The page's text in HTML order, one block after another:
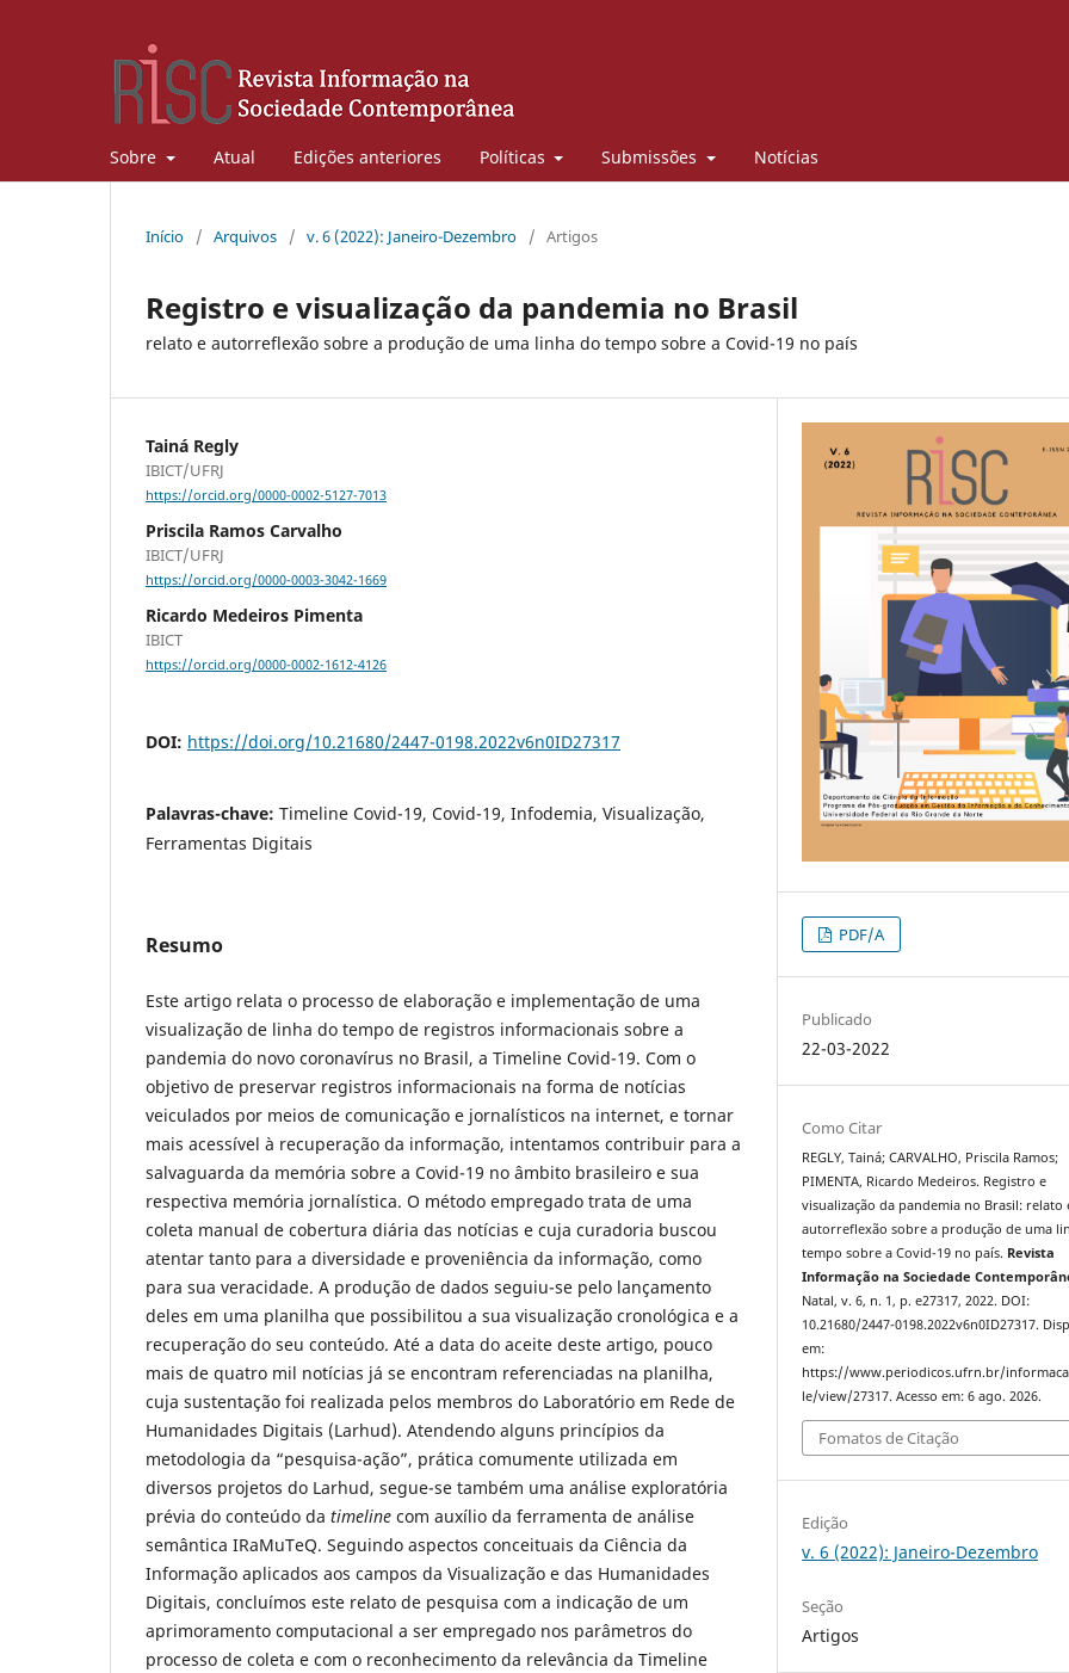
Sobre Atual Edições anteriores Políticas Submissões Notícias
Início / Arquivos / v. 6 (2022): Janeiro-Dezembro / Artigos
Registro e visualização da pandemia no Brasil
relato e autorreflexão sobre a produção de uma linha do tempo sobre a Covid-19 no país
Tainá Regly
IBICT/UFRJ
https://orcid.org/0000-0002-5127-7013
Priscila Ramos Carvalho
IBICT/UFRJ
https://orcid.org/0000-0003-3042-1669
Ricardo Medeiros Pimenta
IBICT
https://orcid.org/0000-0002-1612-4126
DOI: https://doi.org/10.21680/2447-0198.2022v6n0ID27317
Palavras-chave: Timeline Covid-19, Covid-19, Infodemia, Visualização,
Ferramentas Digitais
Resumo
Este artigo relata o processo de elaboração e implementação de uma
visualização de linha do tempo de registros informacionais sobre a
pandemia do novo coronavírus no Brasil, a Timeline Covid-19. Com o
objetivo de preservar registros informacionais na forma de notícias
veiculados por meios de comunicação e jornalísticos na internet, e tornar
mais acessível à recuperação da informação, intentamos contribuir para a
salvaguarda da memória sobre a Covid-19 no âmbito brasileiro e sua
respectiva memória jornalística. O método empregado trata de uma
coleta manual de cobertura diária das notícias e cuja curadoria buscou
atentar tanto para a diversidade e proveniência da informação, como
para sua veracidade. A produção de dados seguiu-se pelo lançamento
deles em uma planilha que possibilitou a sua visualização cronológica e a
recuperação do seu conteúdo. Até a data do aceite deste artigo, pouco
mais de quatro mil notícias já se encontram referenciadas na planilha,
cuja sustentação foi realizada pelos membros do Laboratório em Rede de
Humanidades Digitais (Larhud). Atendendo alguns princípios da
metodologia da “pesquisa-ação”, prática comumente utilizada em
diversos projetos do Larhud, segue-se também uma análise exploratória
prévia do conteúdo da timeline com auxílio da ferramenta de análise
semântica IRaMuTeQ. Seguindo aspectos conceituais da Ciência da
Informação aplicados aos campos da Visualização e das Humanidades
Digitais, concluímos este relato de pesquisa com a indicação de um
aprimoramento computacional a ser empregado nos parâmetros do
processo de coleta e com o reconhecimento da relevância da Timeline
PDF/A
Publicado
22-03-2022
Como Citar
REGLY, Tainá; CARVALHO, Priscila Ramos;
PIMENTA, Ricardo Medeiros. Registro e
visualização da pandemia no Brasil: relato
autorreflexão sobre a produção de uma
tempo sobre a Covid-19 no país. Revista
Informação na Sociedade
Natal, v. 6, n. 1, p. e27317, 2022. DOI:
10.21680/2447-0198.2022v6n0ID27317.
em:
https://www.periodicos.ufrn.br/
le/view/27317. Acesso em: 6 ago. 2026.
Fomatos de Citação
Edição
v. 6 (2022): Janeiro-Dezembro
Seção
Artigos